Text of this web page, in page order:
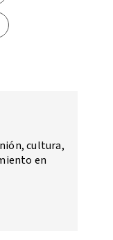
cultura,
en